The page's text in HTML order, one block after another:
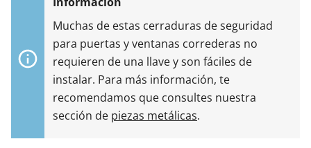
Muchas de estas cerraduras de seguridad
para puertas y ventanas correderas no
requieren de una llave y son fáciles de
instalar. Para más información, te
recomendamos que consultes nuestra
sección de piezas metálicas.